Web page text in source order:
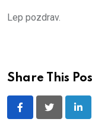
Lep pozdrav.
Share This